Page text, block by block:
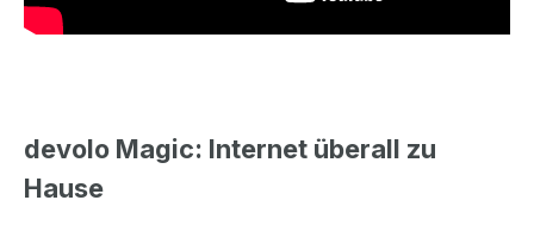
devolo Magic: Internet überall zu
Hause